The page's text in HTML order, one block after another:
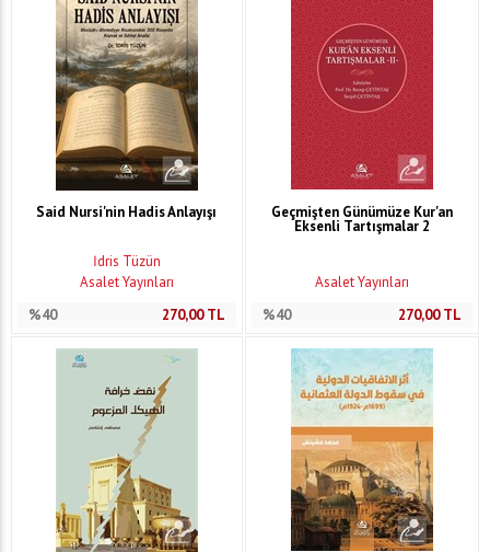
Said Nursi'nin Hadis Anlayışı
İdris Tüzün
Asalet Yayınları
%40
270,00TL
Geçmişten Günümüze Kur'an
Eksenli Tartışmalar 2
Asalet Yayınları
%40
270,00TL